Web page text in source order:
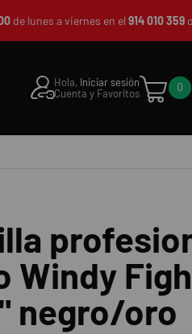
de lunes a viernes en el 914 010 359
Hola, Iniciar sesión
Cuenta y Favoritos
0
Windy
negro/oro